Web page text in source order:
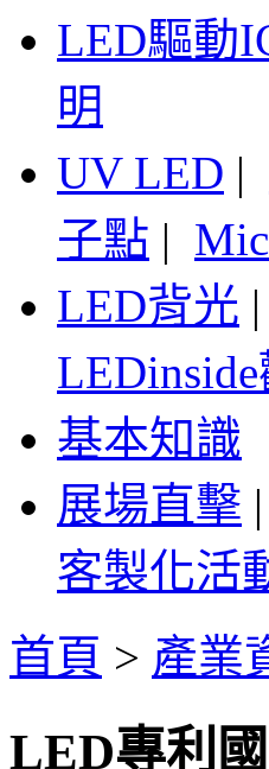
LED驅動
明
UV LED |
子點 |
LED背光 |
基本知識
展場直擊 |
客製化活
首頁 > 產業
LED專利